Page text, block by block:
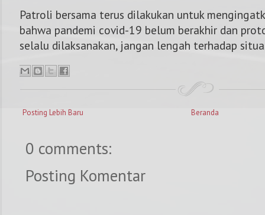
Patroli bersama terus dilakukan untuk
bahwa pandemi covid-19 belum berakhir dan
selalu dilaksanakan, jangan lengah terhadap
Posting Lebih Baru Beranda
0 comments:
Posting Komentar